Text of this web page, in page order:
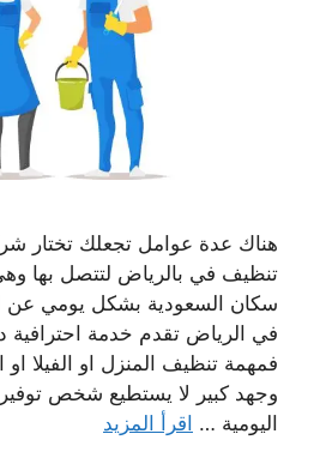
هناك عدة عوامل تجعلك تختار
تنظيف في بالرياض لتتصل بها
سكان السعودية بشكل يومي
في الرياض تقدم خدمة احترافية
فمهمة تنظيف المنزل او الفيلا
وجهد كبير لا يستطيع شخص
اليومية … اقرأ المزيد